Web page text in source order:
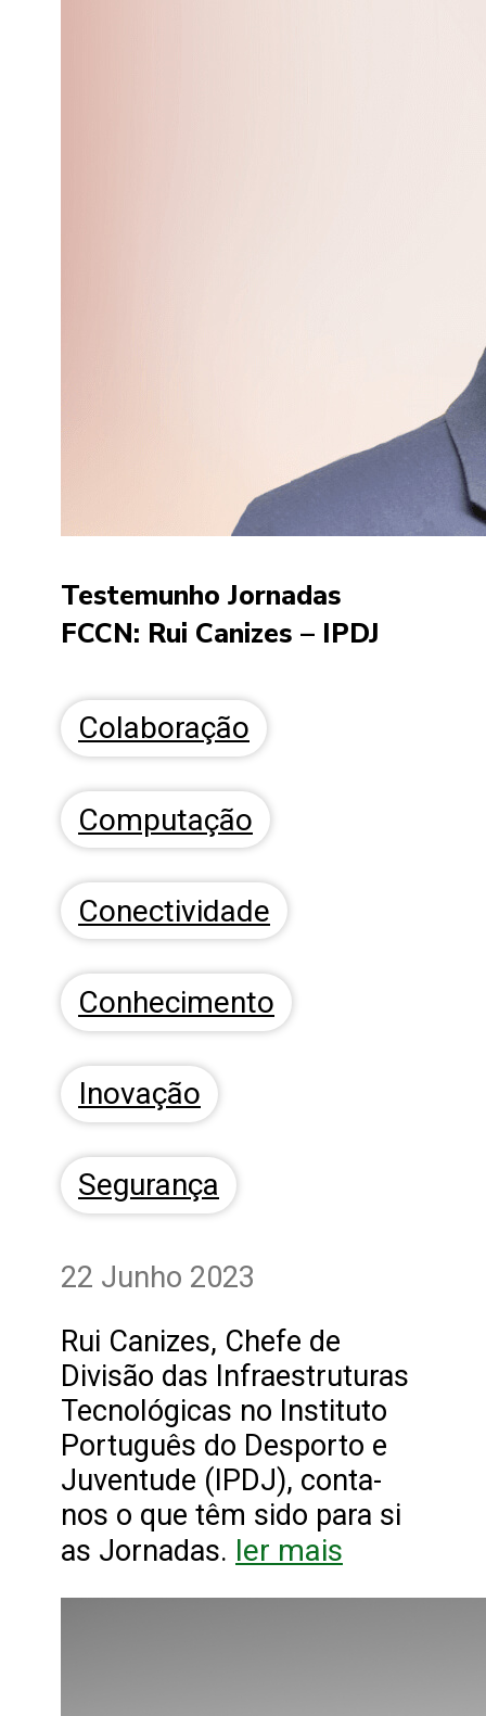
Testemunho Jornadas
FCCN: Rui Canizes – IPDJ
Colaboração
Computação
Conectividade
Conhecimento
Inovação
Segurança
22 Junho 2023
Rui Canizes, Chefe de
Divisão das Infraestruturas
Tecnológicas no Instituto
Português do Desporto e
Juventude (IPDJ), conta-
nos o que têm sido para si
as Jornadas. ler mais